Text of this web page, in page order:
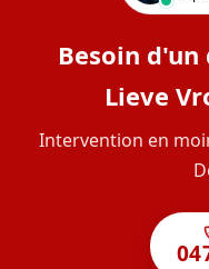
Besoin d'un
Lieve
Intervention en